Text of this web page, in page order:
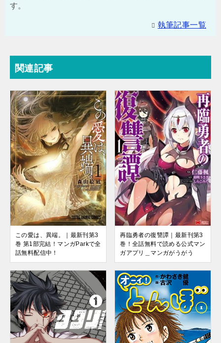
す。
執筆記事一覧
関連記事
この愛は、異端。｜最新刊第3
巻 第1部完結！マンガParkで全
話無料配信中！
再臨勇者の復讐譚｜最新刊第3
巻！全話無料で読める公式マン
ガアプリ＿マンガがうがう